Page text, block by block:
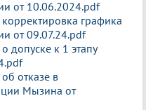
от 10.06.2024.pdf
графика
от 09.07.24.pdf
к 1 этапу
отказе в
Мызина от